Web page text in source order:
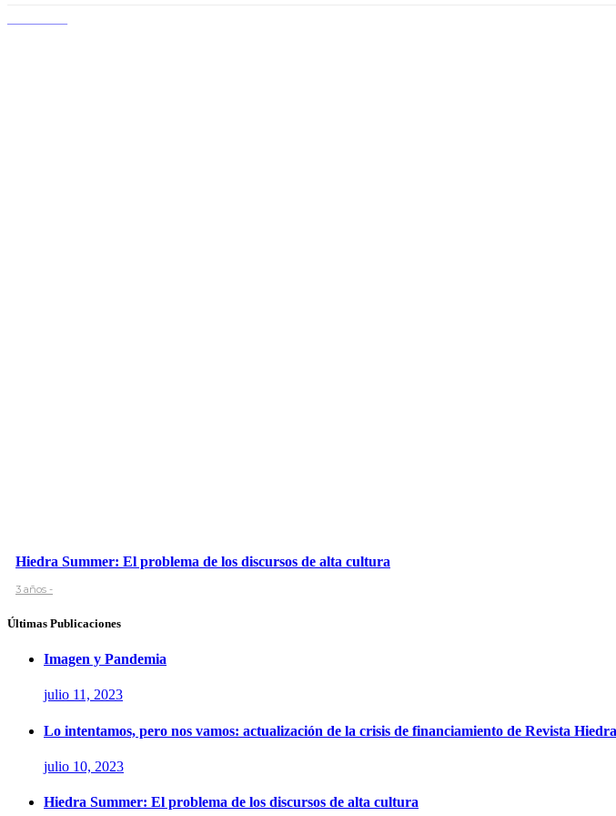
Hiedra Summer: El problema de los discursos de alta cultura
3 años -
Últimas Publicaciones
Imagen y Pandemia
julio 11, 2023
Lo intentamos, pero nos vamos: actualización de la crisis de financiamiento de Revista Hiedra
julio 10, 2023
Hiedra Summer: El problema de los discursos de alta cultura